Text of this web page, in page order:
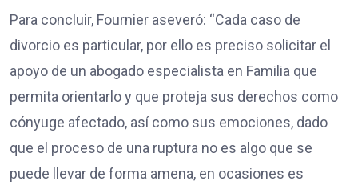
Para concluir, Fournier aseveró: “Cada caso de
divorcio es particular, por ello es preciso solicitar el
apoyo de un abogado especialista en Familia que
permita orientarlo y que proteja sus derechos como
cónyuge afectado, así como sus emociones, dado
que el proceso de una ruptura no es algo que se
puede llevar de forma amena, en ocasiones es